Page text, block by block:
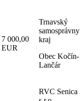
7 000,00
EUR
Trnavský
samosprávny
kraj
Obec Kočín-
Lančár
RVC Senica